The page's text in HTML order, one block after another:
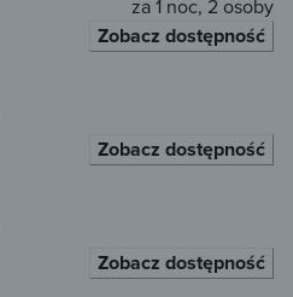
za 1 noc, 2 osoby
Zobacz dostępność
Zobacz dostępność
Zobacz dostępność